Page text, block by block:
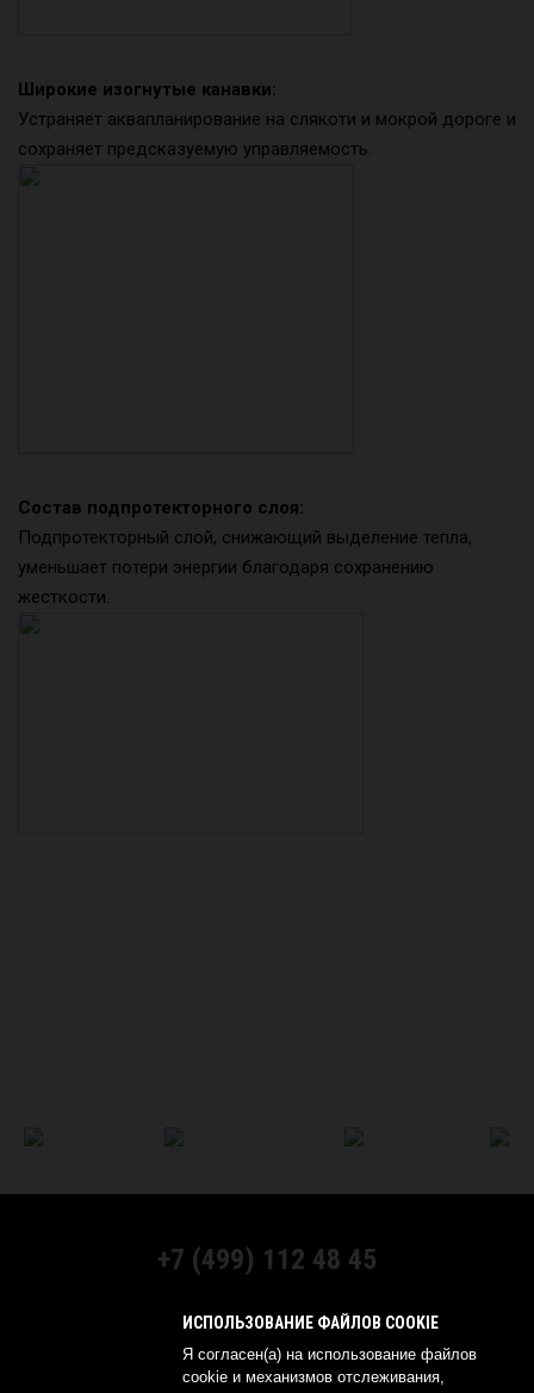
Широкие изогнутые канавки:
Устраняет аквапланирование на слякоти и мокрой дороге и
сохраняет предсказуемую управляемость.
Состав подпротекторного слоя:
Подпротекторный слой, снижающий выделение тепла,
уменьшает потери энергии благодаря сохранению
жесткости.
+7 (499) 112 48 45
МЫ В СОЦСЕТЯХ:
ИСПОЛЬЗОВАНИЕ ФАЙЛОВ COOKIE
Я согласен(а) на использование файлов
cookie и механизмов отслеживания,